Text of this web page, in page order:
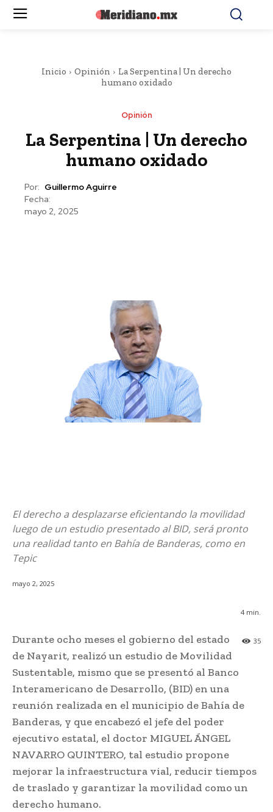
Inicio Opinión
La Serpentina | Un derecho
humano oxidado
Opinión
La Serpentina | Un derecho
humano oxidado
Por: Guillermo Aguirre
Fecha:
mayo 2, 2025
El derecho a desplazarse eficientando la movilidad
luego de un estudio presentado al BID, será pronto
una realidad tanto en Bahía de Banderas, como en
Tepic
mayo 2, 2025
4 min.
35
Durante ocho meses el gobierno del estado
de Nayarit, realizó un estudio de Movilidad
Sustentable, mismo que se presentó al Banco
Interamericano de Desarrollo, (BID) en una
reunión realizada en el municipio de Bahía de
Banderas, y que encabezó el jefe del poder
ejecutivo estatal, el doctor MIGUEL ÁNGEL
NAVARRO QUINTERO, tal estudio propone
mejorar la infraestructura vial, reducir tiempos
de traslado y garantizar la movilidad como un
derecho humano.